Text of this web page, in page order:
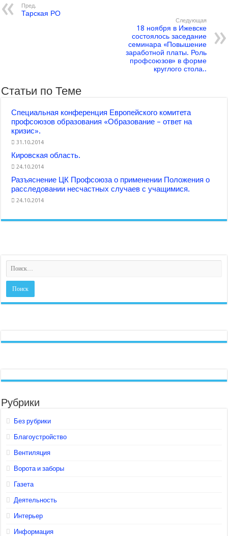
Пред.
Тарская РО
Следующая
18 ноября в Ижевске
состоялось заседание
семинара «Повышение
заработной платы. Роль
профсоюзов» в форме
круглого стола..
Статьи по Теме
Специальная конференция Европейского комитета
профсоюзов образования «Образование – ответ на
кризис».
31.10.2014
Кировская область.
24.10.2014
Разъяснение ЦК Профсоюза о применении Положения о
расследовании несчастных случаев с учащимися.
24.10.2014
Рубрики
Без рубрики
Благоустройство
Вентиляция
Ворота и заборы
Газета
Деятельность
Интерьер
Информация